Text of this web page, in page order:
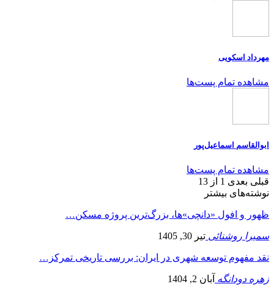
مهرداد اسکویی
مشاهده تمام پست‌ها
ابوالقاسم اسماعیل‌پور
مشاهده تمام پست‌ها
قبلی بعدی 1 از 13
نوشته‌های بیشتر
ظهور و افول «دانچی»ها، بزرگ‌ترین پروژه مسکن…
سمیرا روشنائی تیر 30, 1405
نقد مفهوم توسعه شهری در ایران: بررسی تاریخی تمرکز…
زهره دودانگه آبان 2, 1404